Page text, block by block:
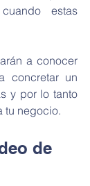
estas
a conocer
concretar un
y por lo tanto
tu negocio.
de